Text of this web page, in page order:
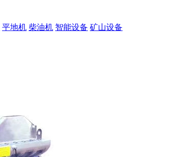
平地机 柴油机 智能设备 矿山设备